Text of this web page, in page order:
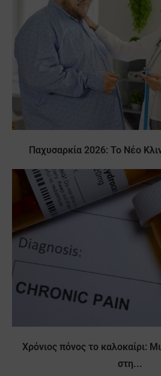
Παχυσαρκία 2026: Το Νέο
Χρόνιος πόνος το καλοκαίρι:
στη...